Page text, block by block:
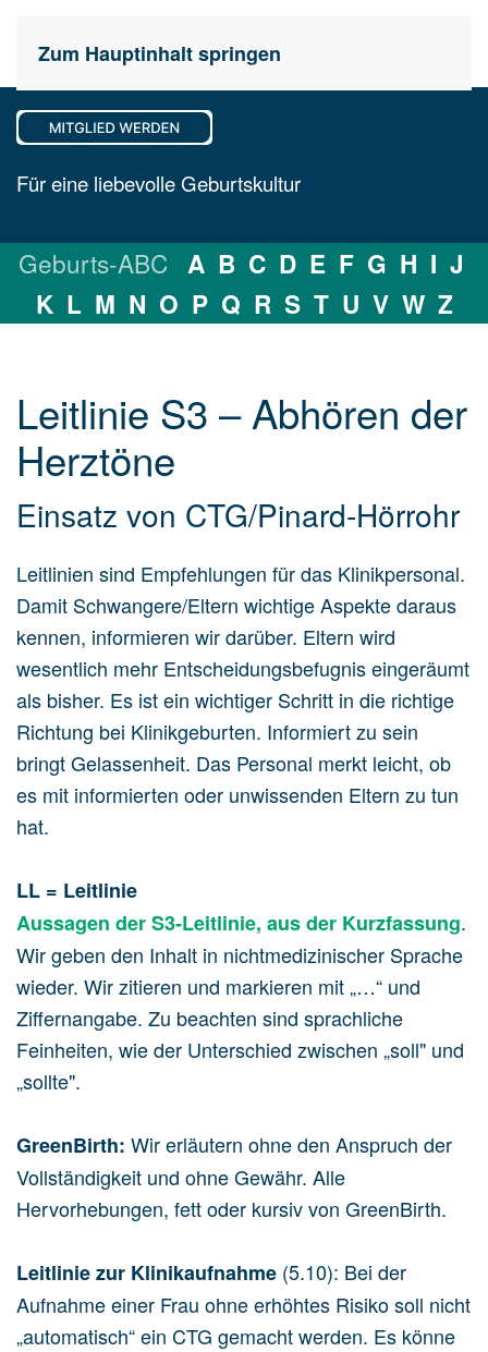
Zum Hauptinhalt springen
Für eine liebevolle Geburtskultur
Geburts-ABC A B C D E F G H I J
K L M N O P Q R S T U V W Z
Leitlinie S3 – Ab­hö­ren der
Herz­tö­ne
Einsatz von CTG/Pinard-Hörrohr
Leitlinien sind Empfehlungen für das Klinikpersonal.
Damit Schwangere/Eltern wichtige Aspekte daraus
kennen, informieren wir darüber. Eltern wird
wesentlich mehr Entscheidungsbefugnis eingeräumt
als bisher. Es ist ein wichtiger Schritt in die richtige
Richtung bei Klinikgeburten. Informiert zu sein
bringt Gelassenheit. Das Personal merkt leicht, ob
es mit informierten oder unwissenden Eltern zu tun
hat.
LL = Leitlinie
Aussagen der S3-Leitlinie, aus der Kurzfassung.
Wir geben den Inhalt in nichtmedizinischer Sprache
wieder. Wir zitieren und markieren mit „…“ und
Ziffernangabe. Zu beachten sind sprachliche
Feinheiten, wie der Unterschied zwischen „soll" und
„sollte".
GreenBirth: Wir erläutern ohne den Anspruch der
Vollständigkeit und ohne Gewähr. Alle
Hervorhebungen, fett oder kursiv von GreenBirth.
Leitlinie zur Klinikaufnahme (5.10): Bei der
Aufnahme einer Frau ohne erhöhtes Risiko soll nicht
„automatisch“ ein CTG gemacht werden. Es könne